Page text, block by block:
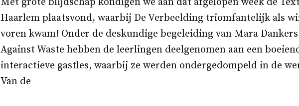
Haarlem plaatsvond, waarbij De Verbeelding triomfantelijk als
voren kwam! Onder de deskundige begeleiding van Mara Dankers
Against Waste hebben de leerlingen deelgenomen aan een
interactieve gastles, waarbij ze werden ondergedompeld in de
Van de